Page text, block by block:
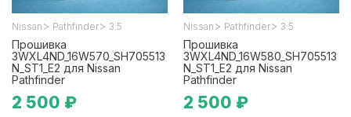
Nissan > Pathfinder> 3.5
Прошивка
3WXL4ND_16W570_SH705513
N_ST1_E2 для Nissan
Pathfinder
2 500 ₽
Nissan > Pathfinder> 3.5
Прошивка
3WXL4ND_16W580_SH705513
N_ST1_E2 для Nissan
Pathfinder
2 500 ₽